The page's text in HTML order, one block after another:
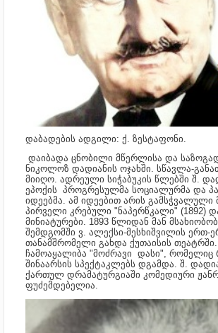
დაბადების ადგილი: ქ. ზესტაფონი.
დაიბადა ცნობილი მწერლისა და
ნიკოლოზ დადიანის ოჯახში. სწავლა-
მიიღო. ადრეული სიჭაბუკის წლებში შ.
ეპოქის პროგრესულმა სოციალურმა და
იდეებმა. ამ იდეებით არის გამსჭვალული
პირველი კრებული "ნაპერწკალი" (1892)
მინიატურები. 1893 წლიდან მან
შემდგომში ვ. ალექსი-მესხიშვილის ერთ-
თანამშრომელი გახდა ქუთაისის
ჩამოაყალიბა "მოძრავი დასი", რომელიც
შინაარსის სპექტაკლებს დგამდა. შ.
ქართულ დრამატურგიაში კომედიური
ფუძემდებელია.